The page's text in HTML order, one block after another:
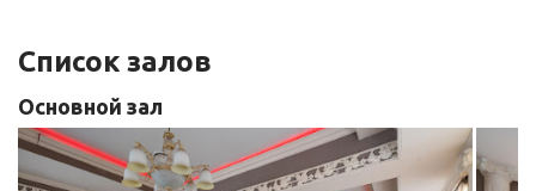
Список залов
Основной зал